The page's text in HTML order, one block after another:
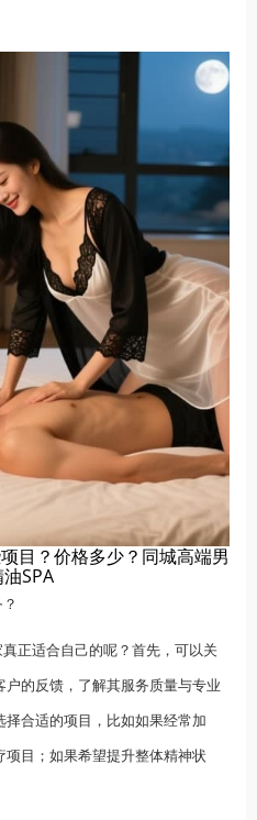
目？价格多少？同城高端男
SPA
正适合自己的呢？首先，可以关
的反馈，了解其服务质量与专业
合适的项目，比如如果经常加
目；如果希望提升整体精神状